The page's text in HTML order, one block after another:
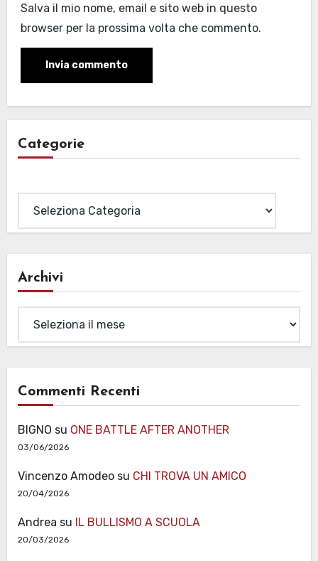
Salva il mio nome, email e sito web in questo
browser per la prossima volta che commento.
Categorie
Archivi
Commenti Recenti
BIGNO su ONE BATTLE AFTER ANOTHER
03/06/2026
Vincenzo Amodeosu CHI TROVA UN AMICO
20/04/2026
Andrea su IL BULLISMO A SCUOLA
20/03/2026